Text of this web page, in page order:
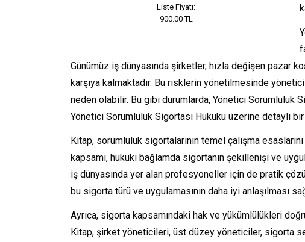
Liste Fiyatı:
900.00 TL
Günümüz iş dünyasında şirketler, hızla değişen pazar
karşıya kalmaktadır. Bu risklerin yönetilmesinde
neden olabilir. Bu gibi durumlarda, Yönetici Sorumluluk
Yönetici Sorumluluk Sigortası Hukuku üzerine detaylı
Kitap, sorumluluk sigortalarının temel çalışma
kapsamı, hukuki bağlamda sigortanın şekillenişi ve
iş dünyasında yer alan profesyoneller için de pratik
bu sigorta türü ve uygulamasının daha iyi anlaşılması
Ayrıca, sigorta kapsamındaki hak ve yükümlülükleri
Kitap, şirket yöneticileri, üst düzey yöneticiler, sigorta